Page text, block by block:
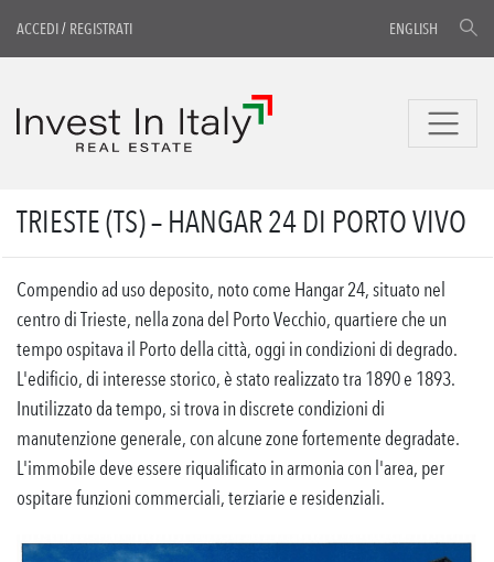
ACCEDI/ REGISTRATI ENGLISH
TRIESTE (TS) – HANGAR 24 DI PORTO VIVO
Compendio ad uso deposito, noto come Hangar 24, situato nel
centro di Trieste, nella zona del Porto Vecchio, quartiere che un
tempo ospitava il Porto della città, oggi in condizioni di degrado.
L'edificio, di interesse storico, è stato realizzato tra 1890 e 1893.
Inutilizzato da tempo, si trova in discrete condizioni di
manutenzione generale, con alcune zone fortemente degradate.
L'immobile deve essere riqualificato in armonia con l'area, per
ospitare funzioni commerciali, terziarie e residenziali.